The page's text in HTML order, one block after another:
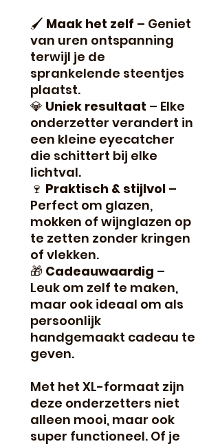
🖌 Maak het zelf – Geniet
van uren ontspanning
terwijl je de
sprankelende steentjes
plaatst.
💎 Uniek resultaat – Elke
onderzetter verandert in
een kleine eyecatcher
die schittert bij elke
lichtval.
🍷 Praktisch & stijlvol –
Perfect om glazen,
mokken of wijnglazen op
te zetten zonder kringen
of vlekken.
🎁 Cadeauwaardig –
Leuk om zelf te maken,
maar ook ideaal om als
persoonlijk
handgemaakt cadeau te
geven.
Met het XL-formaat zijn
deze onderzetters niet
alleen mooi, maar ook
super functioneel. Of je